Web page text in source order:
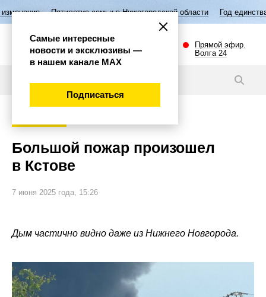
семьи в Нижегородской области Год единства народов
Прямой эфир.
Волга 24
Большой пожар произошел
в Кстове
7 июня 2025 года, 15:26
Дым частично видно даже из Нижнего Новгорода.
Самые интересные
новости и эксклюзивы —
в нашем канале МАХ
Подписаться